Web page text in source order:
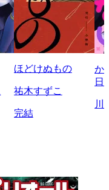
ほどけぬもの
祐木すずこ
完結
か
日
川